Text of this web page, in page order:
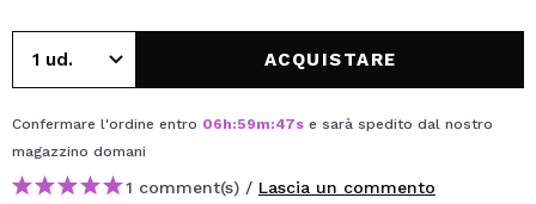
ACQUISTARE
Confermare l'ordine entro 06h:59m:47s e sarà spedito dal nostro
magazzino domani
1 comment(s) / Lascia un commento